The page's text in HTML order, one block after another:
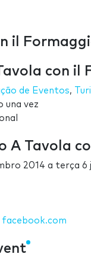
il
con il
de Eventos,
una vez
A Tavola
2014 a terça 6
facebook.com